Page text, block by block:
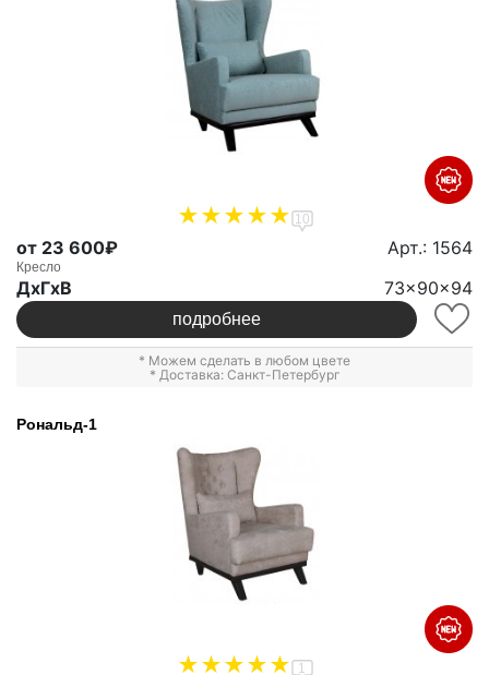
10
от 23 600₽ Арт.: 1564
Кресло
ДxГxВ 73x90x94
подробнее
* Можем сделать в любом цвете
* Доставка: Санкт-Петербург
Рональд-1
1